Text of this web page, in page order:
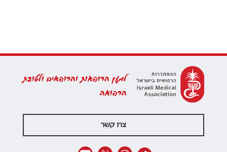
למען הרופאות והרופאים ולטובת
הרפואה
צרו קשר